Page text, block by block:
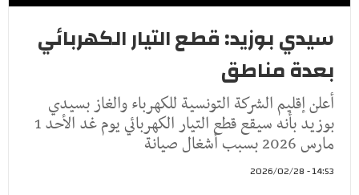
سيدي بوزيد: قطع التيار الكهربائي
بعدة مناطق
أعلن إقليم الشركة التونسية للكهرباء والغاز بسيدي
بوزيد بأنه سيقع قطع التيار الكهربائي يوم غد الأحد 1
مارس 2026 بسبب أشغال صيانة
14:53 - 2026/02/28